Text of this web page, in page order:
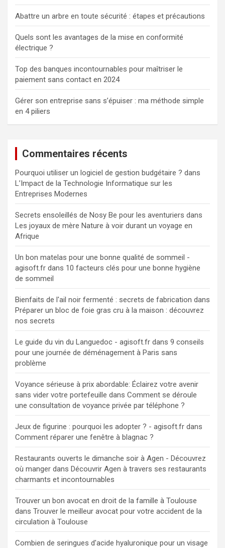
Abattre un arbre en toute sécurité : étapes et précautions
Quels sont les avantages de la mise en conformité
électrique ?
Top des banques incontournables pour maîtriser le
paiement sans contact en 2024
Gérer son entreprise sans s’épuiser : ma méthode simple
en 4 piliers
Commentaires récents
Pourquoi utiliser un logiciel de gestion budgétaire ? dans
L’Impact de la Technologie Informatique sur les
Entreprises Modernes
Secrets ensoleillés de Nosy Be pour les aventuriers dans
Les joyaux de mère Nature à voir durant un voyage en
Afrique
Un bon matelas pour une bonne qualité de sommeil -
agisoft.fr dans 10 facteurs clés pour une bonne hygiène
de sommeil
Bienfaits de l'ail noir fermenté : secrets de fabrication dans
Préparer un bloc de foie gras cru à la maison : découvrez
nos secrets
Le guide du vin du Languedoc - agisoft.fr dans 9 conseils
pour une journée de déménagement à Paris sans
problème
Voyance sérieuse à prix abordable: Éclairez votre avenir
sans vider votre portefeuille dans Comment se déroule
une consultation de voyance privée par téléphone ?
Jeux de figurine : pourquoi les adopter ? - agisoft.fr dans
Comment réparer une fenêtre à blagnac ?
Restaurants ouverts le dimanche soir à Agen - Découvrez
où manger dans Découvrir Agen à travers ses restaurants
charmants et incontournables
Trouver un bon avocat en droit de la famille à Toulouse
dans Trouver le meilleur avocat pour votre accident de la
circulation à Toulouse
Combien de seringues d'acide hyaluronique pour un visage